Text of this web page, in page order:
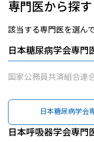
専門医から探す
該当する専門医を選ん
日本糖尿病学会専門
国家公務員共済組合連
日本糖尿病学会
日本呼吸器学会専門